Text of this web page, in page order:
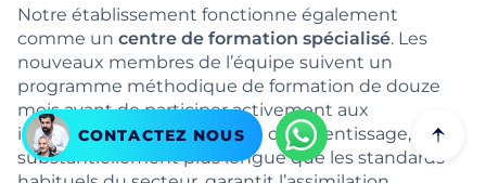
Notre établissement fonctionne également
comme un centre de formation spécialisé. Les
nouveaux membres de l’équipe suivent un
programme méthodique de formation de douze
mois avant de participer activement aux
interventions. Cette période d’apprentissage,
substantiellement plus longue que les standards
CONTACTEZ NOUS